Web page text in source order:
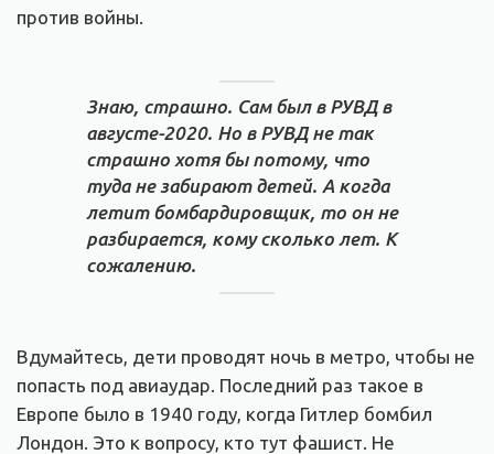
против войны.
Знаю, страшно. Сам был в РУВД в
августе-2020. Но в РУВД не так
страшно хотя бы потому, что
туда не забирают детей. А когда
летит бомбардировщик, то он не
разбирается, кому сколько лет. К
сожалению.
Вдумайтесь, дети проводят ночь в метро, чтобы не
попасть под авиаудар. Последний раз такое в
Европе было в 1940 году, когда Гитлер бомбил
Лондон. Это к вопросу, кто тут фашист. Не